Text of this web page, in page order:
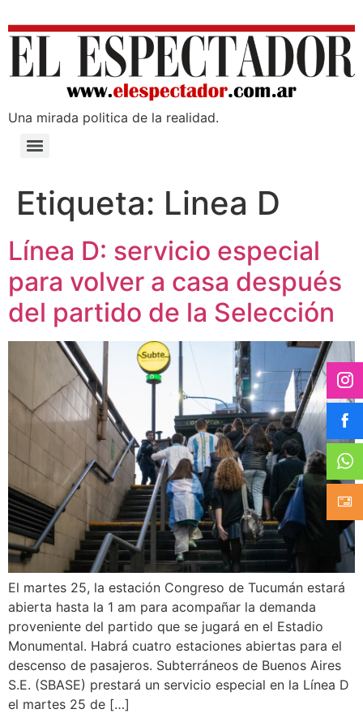
Una mirada poli­tica de la realidad.
Etiqueta: Linea D
Línea D: servicio especial
para volver a casa después
del partido de la Selección
El martes 25, la estación Congreso de Tucumán estará
abierta hasta la 1 am para acompañar la demanda
proveniente del partido que se jugará en el Estadio
Monumental. Habrá cuatro estaciones abiertas para el
descenso de pasajeros. Subterráneos de Buenos Aires
S.E. (SBASE) prestará un servicio especial en la Línea D
el martes 25 de […]